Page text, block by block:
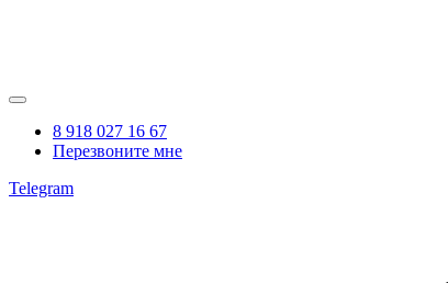
8 918 027 16 67
Перезвоните мне
Telegram